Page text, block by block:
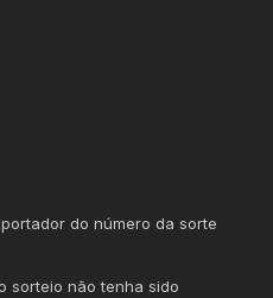
do número da sorte
sorteio não tenha sido